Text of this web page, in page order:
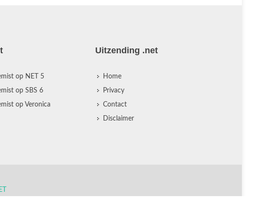
op NET 5
op SBS 6
op Veronica
Uitzending .net
Home
Privacy
Contact
Disclaimer